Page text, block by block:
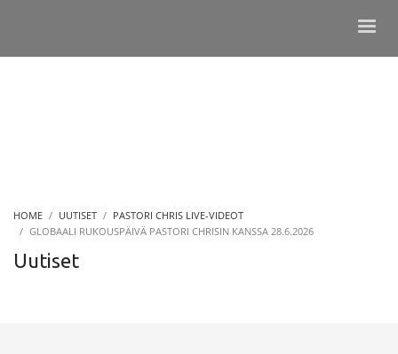
HOME UUTISET
PASTORI CHRIS LIVE-VIDEOT
GLOBAALI RUKOUSPÄIVÄ PASTORI CHRISIN KANSSA 28.6.2026
Uutiset